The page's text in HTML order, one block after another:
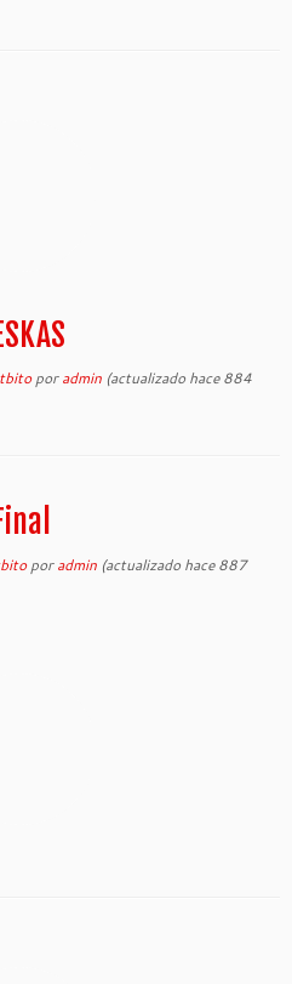
poradmin (actualizado hace 884
poradmin (actualizado hace 887